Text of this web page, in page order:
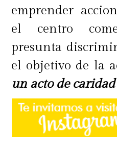
emprender
el centro
presunta
el objetivo de la
un acto de